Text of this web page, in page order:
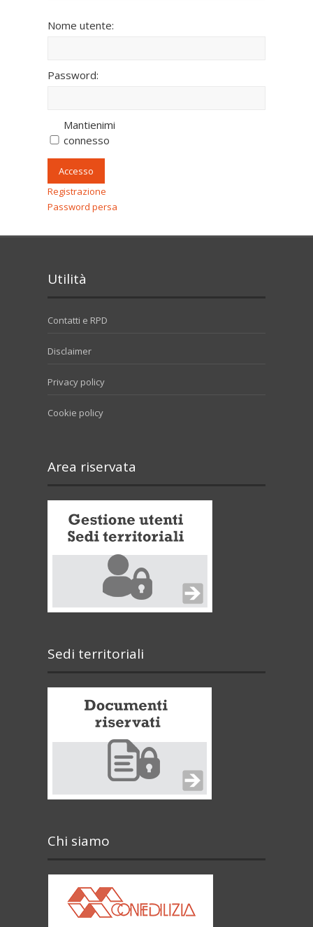
Nome utente:
Password:
Mantienimi
connesso
Accesso
Registrazione
Password persa
Utilità
Contatti e RPD
Disclaimer
Privacy policy
Cookie policy
Area riservata
Sedi territoriali
Chi siamo